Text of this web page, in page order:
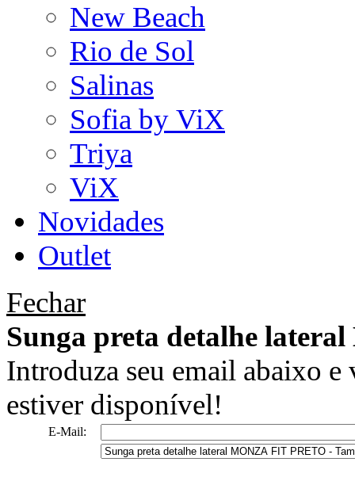
New Beach
Rio de Sol
Salinas
Sofia by ViX
Triya
ViX
Novidades
Outlet
Fechar
Sunga preta detalhe
Introduza seu email abaixo
estiver disponível!
E-Mail: